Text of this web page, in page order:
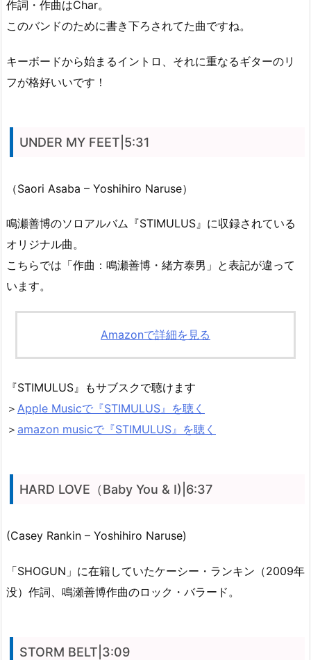
作詞・作曲はChar。
このバンドのために書き下ろされてた曲ですね。
キーボードから始まるイントロ、それに重なるギターのリ
フが格好いいです！
UNDER MY FEET|5:31
（Saori Asaba – Yoshihiro Naruse）
鳴瀬善博のソロアルバム『STIMULUS』に収録されている
オリジナル曲。
こちらでは「作曲：鳴瀬善博・緒方泰男」と表記が違って
います。
Amazonで詳細を見る
『STIMULUS』もサブスクで聴けます
＞ Apple Musicで『STIMULUS』を聴く
＞ amazon musicで『STIMULUS』を聴く
HARD LOVE（Baby You & I)|6:37
(Casey Rankin – Yoshihiro Naruse)
「SHOGUN」に在籍していたケーシー・ランキン（2009年
没）作詞、鳴瀬善博作曲のロック・バラード。
STORM BELT|3:09